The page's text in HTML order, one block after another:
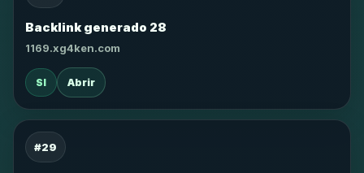
Backlink generado 28
1169.xg4ken.com
SI Abrir
#29